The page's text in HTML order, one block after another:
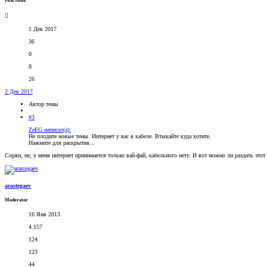
1 Дек 2017
36
0
8
26
2 Дек 2017
Автор темы
#3
ZeEG написал(а):
Не плодите новые темы. Интернет у вас в кабеле. Втыкайте куда хотите.
Нажмите для раскрытия...
Сорян, не, у меня интернет принимается только вай-фай, кабельного нету. И вот можно ли раздать
arastegaev
Moderator
16 Янв 2013
4.157
124
123
44